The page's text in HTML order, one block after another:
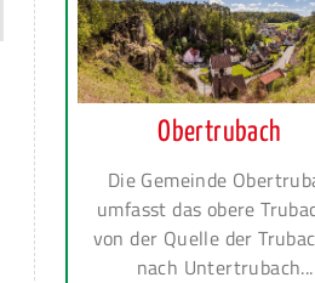
Obertrubach
Die Gemeinde
umfasst das obere
von der Quelle der
nach Untertrubach...